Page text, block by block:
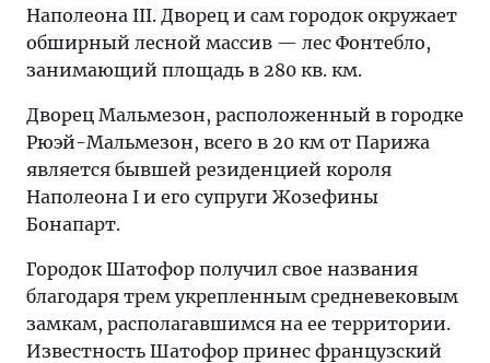
Наполеона III. Дворец и сам городок окружает
обширный лесной массив — лес Фонтебло,
занимающий площадь в 280 кв. км.
Дворец Мальмезон, расположенный в городке
Рюэй-Мальмезон, всего в 20 км от Парижа
является бывшей резиденцией короля
Наполеона I и его супруги Жозефины
Бонапарт.
Городок Шатофор получил свое названия
благодаря трем укрепленным средневековым
замкам, располагавшимся на ее территории.
Известность Шатофор принес французский